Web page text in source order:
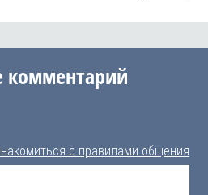
комментарий
с правилами общения